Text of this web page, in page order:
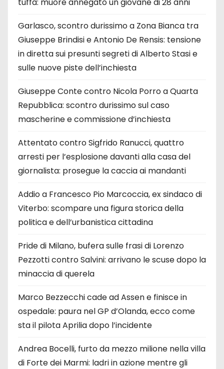
Garlasco, scontro durissimo a Zona Bianca tra
Giuseppe Brindisi e Antonio De Rensis: tensione
in diretta sui presunti segreti di Alberto Stasi e
sulle nuove piste dell’inchiesta
Giuseppe Conte contro Nicola Porro a Quarta
Repubblica: scontro durissimo sul caso
mascherine e commissione d’inchiesta
Attentato contro Sigfrido Ranucci, quattro
arresti per l’esplosione davanti alla casa del
giornalista: prosegue la caccia ai mandanti
Addio a Francesco Pio Marcoccia, ex sindaco di
Viterbo: scompare una figura storica della
politica e dell’urbanistica cittadina
Pride di Milano, bufera sulle frasi di Lorenzo
Pezzotti contro Salvini: arrivano le scuse dopo la
minaccia di querela
Marco Bezzecchi cade ad Assen e finisce in
ospedale: paura nel GP d’Olanda, ecco come
sta il pilota Aprilia dopo l’incidente
Andrea Bocelli, furto da mezzo milione nella villa
di Forte dei Marmi: ladri in azione mentre gli